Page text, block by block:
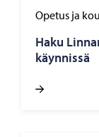
Opetus ja
Haku
käyn­nis­sä